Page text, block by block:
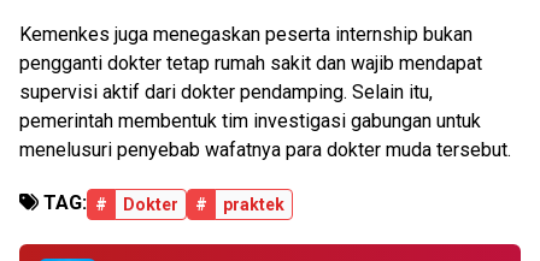
Kemenkes juga menegaskan peserta internship bukan
pengganti dokter tetap rumah sakit dan wajib mendapat
supervisi aktif dari dokter pendamping. Selain itu,
pemerintah membentuk tim investigasi gabungan untuk
menelusuri penyebab wafatnya para dokter muda tersebut.
TAG: # Dokter # praktek